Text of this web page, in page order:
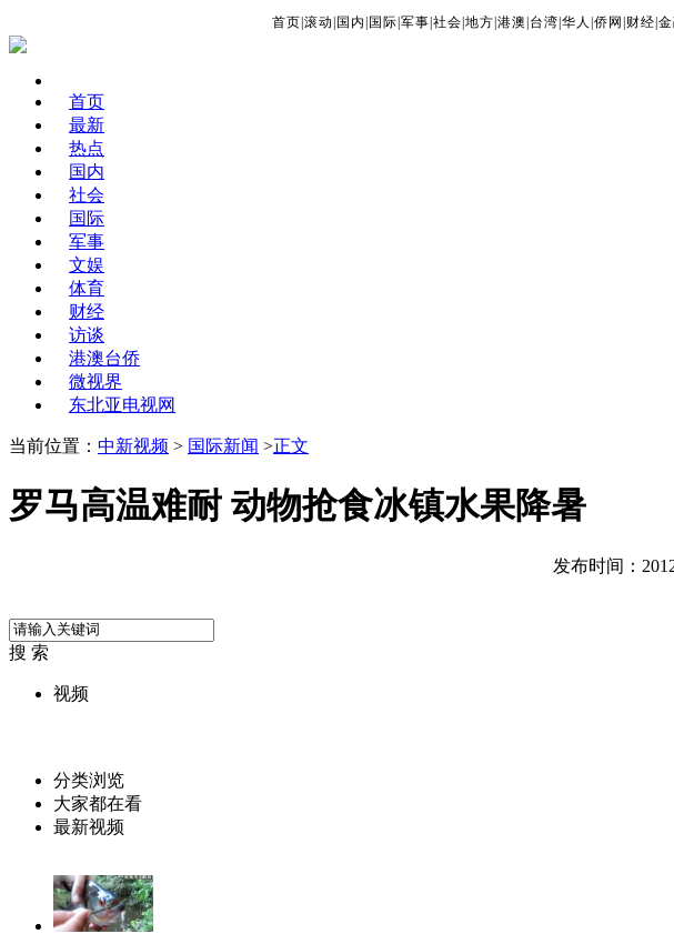
首页 滚动 国内 国际 军事 社会 地方 港澳 台湾 华人 侨网 财经
首页
最新
热点
国内
社会
国际
军事
文娱
体育
财经
访谈
港澳台侨
微视界
东北亚电视网
当前位置： 中新视频 > 国际新闻 >正文
罗马高温难耐 动物抢食冰镇水果降暑
发布时间：
搜 索
视频
分类浏览
大家都在看
最新视频